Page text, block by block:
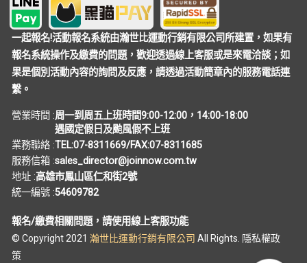
一起報名!活動報名系統由瀚世比運動行銷有限公司所建置，如果有
報名系統操作及繳費的問題，歡迎透過線上客服或是來電洽談；如
果是個別活動內容的詢問及反應，請透過活動簡章內的服務電話連
繫。
營業時間 :周一到周五上班時間9:00-12:00，14:00-18:00
遇國定假日及颱風假不上班
業務聯絡 :TEL:07-8311669/FAX:07-8311685
服務信箱 :sales_director@joinnow.com.tw
地址 :高雄市鳳山區仁和街2號
統一編號 :54609782
報名/繳費相關問題，請使用線上客服功能
© Copyright 2021 瀚世比運動行銷有限公司 All Rights. 隱私權政
策